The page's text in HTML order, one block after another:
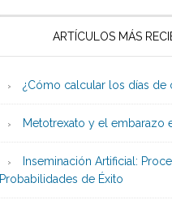
ARTÍCULOS MÁS
¿Cómo calcular los días de
Metotrexato y el embarazo
Inseminación Artificial:
Probabilidades de Éxito